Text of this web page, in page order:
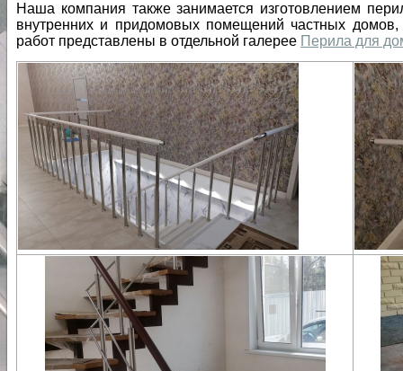
Наша компания также занимается изготовлением
внутренних и придомовых помещений частных
работ представлены в отдельной галерее Перила для